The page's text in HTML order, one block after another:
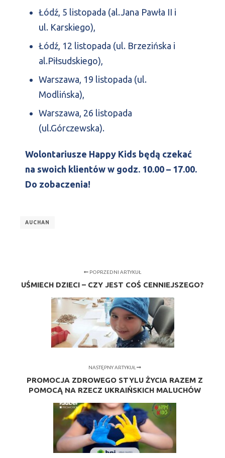
Łódź, 5 listopada (al.Jana Pawła II i
ul. Karskiego),
Łódź, 12 listopada (ul. Brzezińska i
al.Piłsudskiego),
Warszawa, 19 listopada (ul.
Modlińska),
Warszawa, 26 listopada
(ul.Górczewska).
Wolontariusze Happy Kids będą czekać
na swoich klientów w godz. 10.00 – 17.00.
Do zobaczenia!
AUCHAN
POPRZEDNI ARTYKUŁ
UŚMIECH DZIECI – CZY JEST COŚ CENNIEJSZEGO?
NASTĘPNY ARTYKUŁ
PROMOCJA ZDROWEGO STYLU ŻYCIA RAZEM Z
POMOCĄ NA RZECZ UKRAIŃSKICH MALUCHÓW